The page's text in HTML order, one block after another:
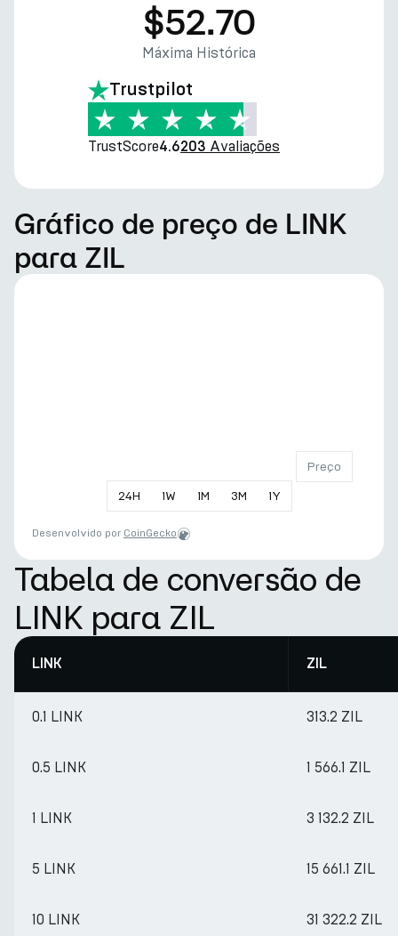
$52.70
Máxima Histórica
Trustpilot
TrustScore4.6203 Avaliações
Gráfico de preço de LINK
para ZIL
24H 1W 1M 3M 1Y
Preço
Desenvolvido por CoinGecko
Tabela de conversão de
LINK para ZIL
LINK ZIL
0.1 LINK 313.2 ZIL
0.5 LINK 1 566.1 ZIL
1 LINK 3 132.2 ZIL
5 LINK 15 661.1 ZIL
10 LINK 31 322.2 ZIL